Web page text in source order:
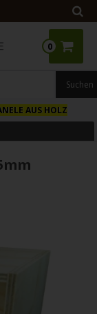
0
AUS HOLZ